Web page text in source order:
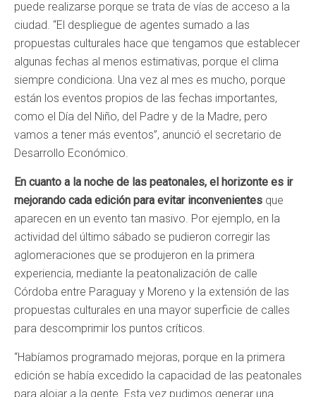
puede realizarse porque se trata de vías de acceso a la
ciudad. “El despliegue de agentes sumado a las
propuestas culturales hace que tengamos que establecer
algunas fechas al menos estimativas, porque el clima
siempre condiciona. Una vez al mes es mucho, porque
están los eventos propios de las fechas importantes,
como el Día del Niño, del Padre y de la Madre, pero
vamos a tener más eventos”, anunció el secretario de
Desarrollo Económico.
En cuanto a la noche de las peatonales, el horizonte es ir
mejorando cada edición para evitar inconvenientes que
aparecen en un evento tan masivo. Por ejemplo, en la
actividad del último sábado se pudieron corregir las
aglomeraciones que se produjeron en la primera
experiencia, mediante la peatonalización de calle
Córdoba entre Paraguay y Moreno y la extensión de las
propuestas culturales en una mayor superficie de calles
para descomprimir los puntos críticos.
“Habíamos programado mejoras, porque en la primera
edición se había excedido la capacidad de las peatonales
para alojar a la gente. Esta vez pudimos generar una